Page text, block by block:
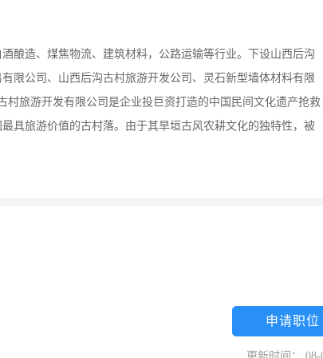
酿造、煤焦物流、建筑材料，公路运输等行业。下设山西后沟
限公司、山西后沟古村旅游开发公司、灵石新型墙体材料有限
旅游开发有限公司是企业投巨资打造的中国民间文化遗产抢救
具旅游价值的古村落。由于其旱垣古风农耕文化的独特性，被
申请职位